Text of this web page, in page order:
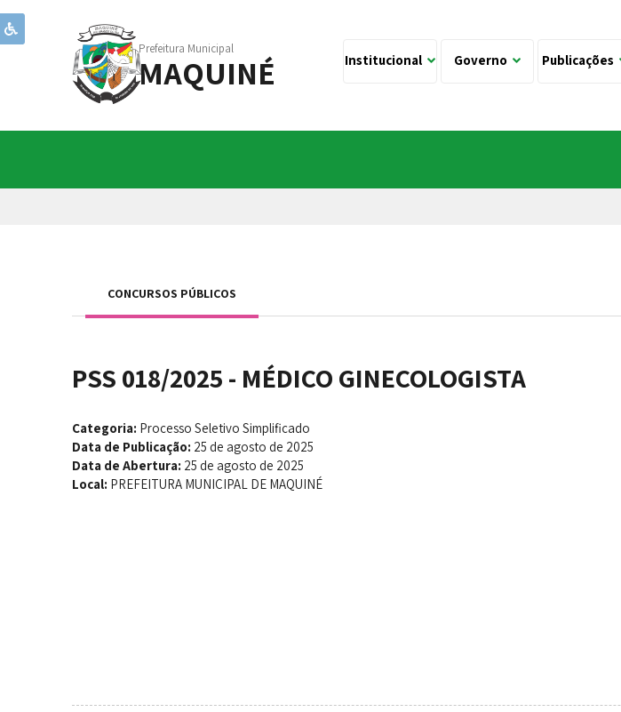
Prefeitura Municipal
MAQUINÉ Institucional Governo Publicações
CONCURSOS PÚBLICOS
PSS 018/2025 - MÉDICO GINECOLOGISTA
Categoria: Processo Seletivo Simplificado
Data de Publicação: 25 de agosto de 2025
Data de Abertura: 25 de agosto de 2025
Local: PREFEITURA MUNICIPAL DE MAQUINÉ